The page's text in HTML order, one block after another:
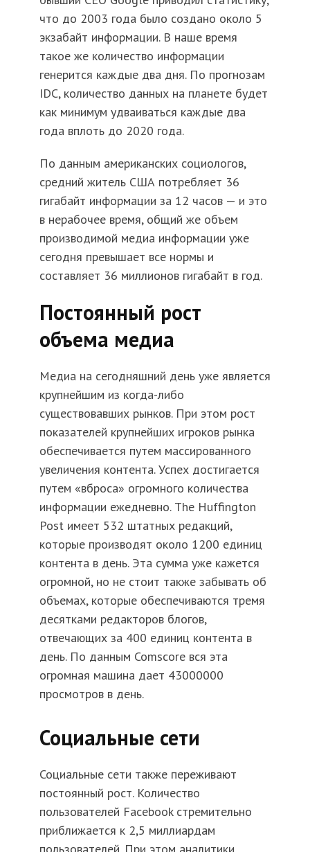
что до 2003 года было создано около 5
экзабайт информации. В наше время
такое же количество информации
генерится каждые два дня. По прогнозам
IDC, количество данных на планете будет
как минимум удваиваться каждые два
года вплоть до 2020 года.
По данным американских социологов,
средний житель США потребляет 36
гигабайт информации за 12 часов — и это
в нерабочее время, общий же объем
производимой медиа информации уже
сегодня превышает все нормы и
составляет 36 миллионов гигабайт в год.
Постоянный рост
объема медиа
Медиа на сегодняшний день уже является
крупнейшим из когда-либо
существовавших рынков. При этом рост
показателей крупнейших игроков рынка
обеспечивается путем массированного
увеличения контента. Успех достигается
путем «вброса» огромного количества
информации ежедневно. The Huffington
Post имеет 532 штатных редакций,
которые производят около 1200 единиц
контента в день. Эта сумма уже кажется
огромной, но не стоит также забывать об
объемах, которые обеспечиваются тремя
десятками редакторов блогов,
отвечающих за 400 единиц контента в
день. По данным Comscore вся эта
огромная машина дает 43000000
просмотров в день.
Социальные сети
Социальные сети также переживают
постоянный рост. Количество
пользователей Facebook стремительно
приближается к 2,5 миллиардам